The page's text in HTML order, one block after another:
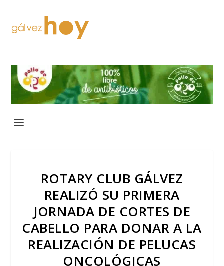
ROTARY CLUB GÁLVEZ
REALIZÓ SU PRIMERA
JORNADA DE CORTES DE
CABELLO PARA DONAR A LA
REALIZACIÓN DE PELUCAS
ONCOLÓGICAS